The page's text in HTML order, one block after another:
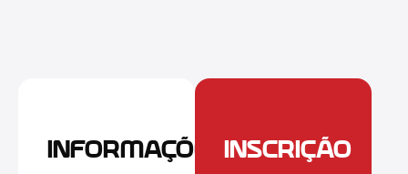
INFORMAÇÕES INSCRIÇÃO